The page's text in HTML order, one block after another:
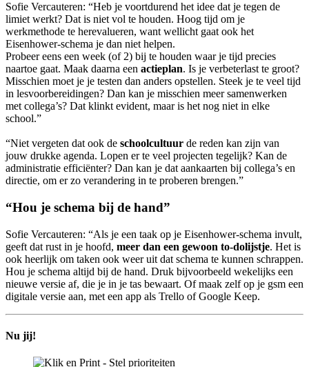
Sofie Vercauteren: “Heb je voortdurend het idee dat je tegen de
limiet werkt? Dat is niet vol te houden. Hoog tijd om je
werkmethode te herevalueren, want wellicht gaat ook het
Eisenhower-schema je dan niet helpen.
Probeer eens een week (of 2) bij te houden waar je tijd precies
naartoe gaat. Maak daarna een actieplan. Is je verbeterlast te groot?
Misschien moet je je testen dan anders opstellen. Steek je te veel tijd
in lesvoorbereidingen? Dan kan je misschien meer samenwerken
met collega’s? Dat klinkt evident, maar is het nog niet in elke
school.”
“Niet vergeten dat ook de schoolcultuur de reden kan zijn van
jouw drukke agenda. Lopen er te veel projecten tegelijk? Kan de
administratie efficiënter? Dan kan je dat aankaarten bij collega’s en
directie, om er zo verandering in te proberen brengen.”
“Hou je schema bij de hand”
Sofie Vercauteren: “Als je een taak op je Eisenhower-schema invult,
geeft dat rust in je hoofd, meer dan een gewoon to-dolijstje. Het is
ook heerlijk om taken ook weer uit dat schema te kunnen schrappen.
Hou je schema altijd bij de hand. Druk bijvoorbeeld wekelijks een
nieuwe versie af, die je in je tas bewaart. Of maak zelf op je gsm een
digitale versie aan, met een app als Trello of Google Keep.
Nu jij!